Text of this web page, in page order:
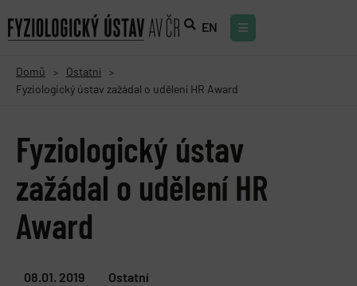
EN
Domů > Ostatní >
Fyziologický ústav zažádal o udělení HR Award
Fyziologický ústav
zažádal o udělení HR
Award
08.01. 2019
Ostatní